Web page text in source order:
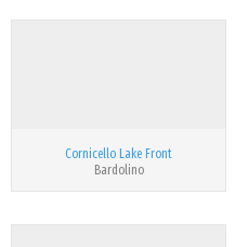
Cornicello Lake Front
Bardolino